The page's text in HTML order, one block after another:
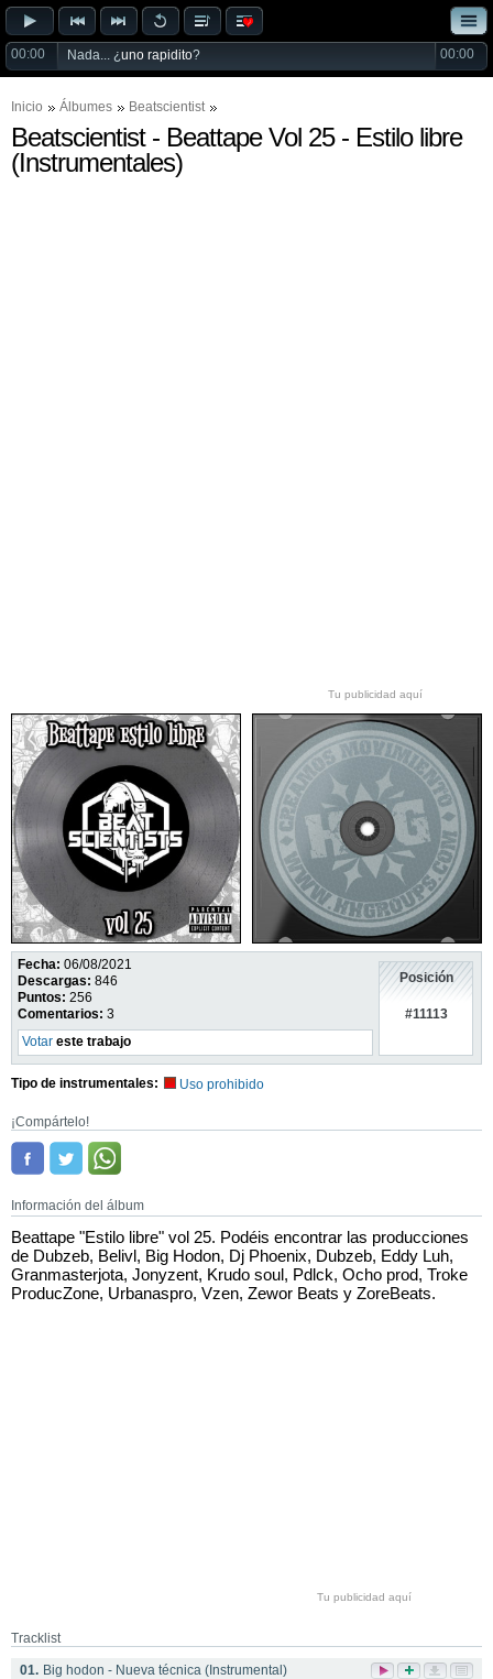
00:00 Nada... ¿uno rapidito? 00:00
Inicio Álbumes Beatscientist
Beatscientist - Beattape Vol 25 - Estilo libre
(Instrumentales)
Tu publicidad aquí
Fecha: 06/08/2021
Descargas: 846
Puntos: 256
Comentarios: 3
Votar este trabajo
Posición
#11113
Tipo de instrumentales: Uso prohibido
¡Compártelo!
Información del álbum
Beattape "Estilo libre" vol 25. Podéis encontrar las producciones
de Dubzeb, Belivl, Big Hodon, Dj Phoenix, Dubzeb, Eddy Luh,
Granmasterjota, Jonyzent, Krudo soul, Pdlck, Ocho prod, Troke
ProducZone, Urbanaspro, Vzen, Zewor Beats y ZoreBeats.
Tu publicidad aquí
Tracklist
01. Big hodon - Nueva técnica (Instrumental)